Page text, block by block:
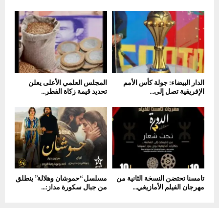
المجلس العلمي الأعلى يعلن
تحديد قيمة زكاة الفطر...
الدار البيضاء: جولة كأس الأمم
الإفريقية تصل إلى...
مسلسل “حموشان وهلالة” ينطلق
من جبال سكورة مداز:...
تامسنا تحتضن النسخة الثانية من
مهرجان الفيلم الأمازيغي...